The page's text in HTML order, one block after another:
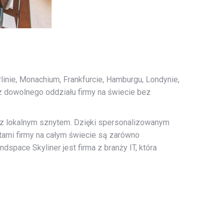
Monachium, Frankfurcie, Hamburgu, Londynie,
oddziału firmy na świecie bez
lokalnym sznytem. Dzięki spersonalizowanym
firmy na całym świecie są zarówno
Skyliner jest firma z branży IT, która